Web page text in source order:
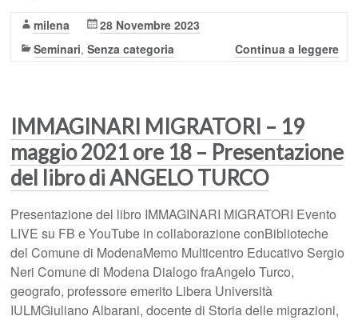
milena
28 Novembre 2023
Seminari,Senza categoria Continua a leggere
IMMAGINARI MIGRATORI – 19
maggio 2021 ore 18 – Presentazione
del libro di ANGELO TURCO
Presentazione del libro IMMAGINARI MIGRATORI Evento
LIVE su FB e YouTube in collaborazione conBiblioteche
del Comune di ModenaMemo Multicentro Educativo Sergio
Neri Comune di Modena Dialogo fraAngelo Turco,
geografo, professore emerito Libera Università
IULMGiuliano Albarani, docente di Storia delle migrazioni,